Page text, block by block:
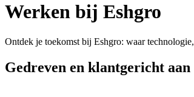
Werken bij Eshgro
Ontdek je toekomst bij Eshgro: waar
Gedreven en klantgericht